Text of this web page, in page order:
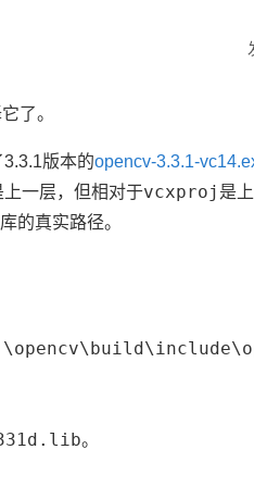
了。
版本的opencv-3.3.1-
上一层，但相对于vcxproj 是
的真实路径。
。